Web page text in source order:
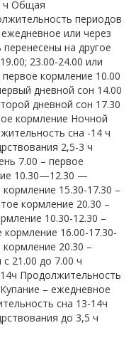
ч Общая
периодов
или через
на другое
23.00-24.00 или
первое кормление 10.00
дневной сон 14.00
дневной сон 17.30
кормление Ночной
сна -14 ч
2,5-3 ч
7.00 – первое
10.30—12.30 —
15.30-17.30 –
кормление 20.30 –
10.30-12.30 –
16.00-17.30-
20.30 –
21.00 до 7.00 ч
Продолжительность
– ежедневное
сна 13-14ч
до 3,5 ч